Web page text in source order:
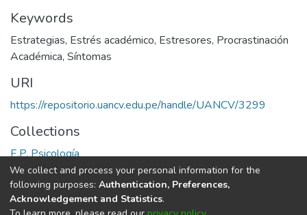
Keywords
Estrategias, Estrés académico, Estresores, Procrastinación
Académica, Síntomas
URI
https://repositorio.uancv.edu.pe/handle/UANCV/3299
Collections
E.P. Psicología
Full item page
We collect and process your personal information for the
following purposes: Authentication, Preferences,
Acknowledgement and Statistics.